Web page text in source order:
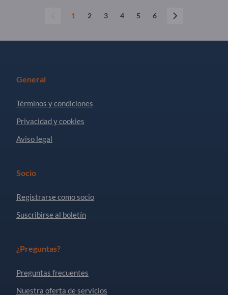
1 2 3 4 5 6
General
Términos y condiciones
Privacidad y cookies
Aviso legal
Socio
Registrarse como socio
Suscribirse al boletín
¿Preguntas?
Preguntas frecuentes
Nuestra oferta de servicios